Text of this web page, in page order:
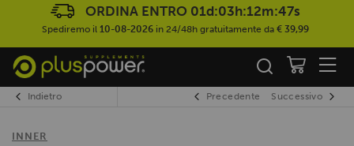
ORDINA ENTRO 01d:03h:12m:47s
Spediremo il 10-08-2026in 24/48h gratuitamente da € 39,99
Indietro Precedente Successivo
INNER